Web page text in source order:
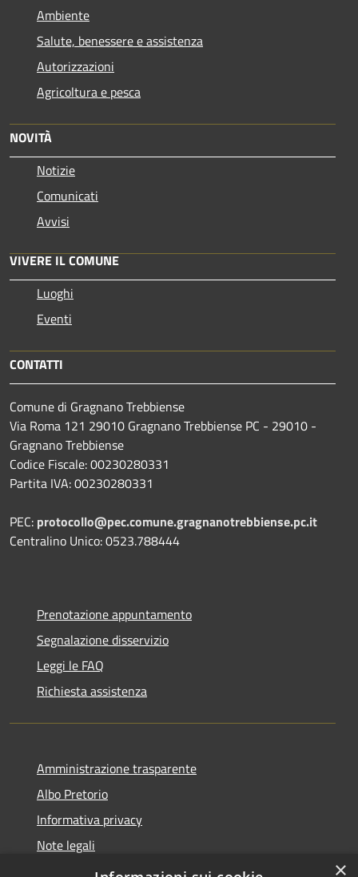
Ambiente
Salute, benessere e assistenza
Autorizzazioni
Agricoltura e pesca
NOVITÀ
Notizie
Comunicati
Avvisi
VIVERE IL COMUNE
Luoghi
Eventi
CONTATTI
Comune di Gragnano Trebbiense
Via Roma 121 29010 Gragnano Trebbiense PC - 29010 -
Gragnano Trebbiense
Codice Fiscale: 00230280331
Partita IVA: 00230280331
PEC: protocollo@pec.comune.gragnanotrebbiense.pc.it
Centralino Unico: 0523.788444
Prenotazione appuntamento
Segnalazione disservizio
Leggi le FAQ
Richiesta assistenza
Amministrazione trasparente
Albo Pretorio
Informativa privacy
Note legali
Dichiarazione di accessibilità
×